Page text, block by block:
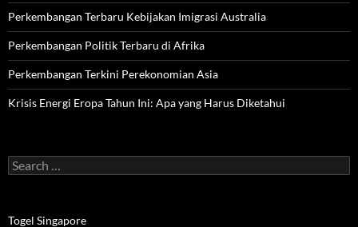
Perkembangan Terbaru Kebijakan Imigrasi Australia
Perkembangan Politik Terbaru di Afrika
Perkembangan Terkini Perekonomian Asia
Krisis Energi Eropa Tahun Ini: Apa yang Harus Diketahui
Search
for:
Togel Singapore